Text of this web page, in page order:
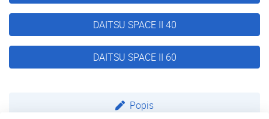
DAITSU SPACE II 40
DAITSU SPACE II 60
Popis